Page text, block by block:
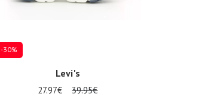
-30%
Levi's
27.97€ 39.95€